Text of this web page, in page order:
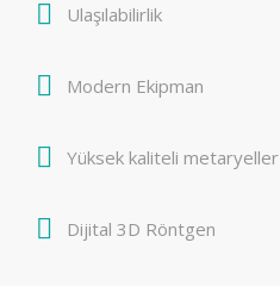
Ulaşılabilirlik
Modern Ekipman
Yüksek kaliteli metaryeller
Dijital 3D Röntgen